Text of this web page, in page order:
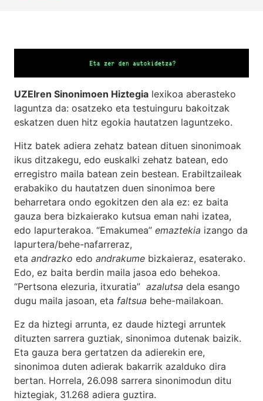
UZEIren Sinonimoen Hiztegia lexikoa aberasteko
laguntza da: osatzeko eta testuinguru bakoitzak
eskatzen duen hitz egokia hautatzen laguntzeko.
Hitz batek adiera zehatz batean dituen sinonimoak
ikus ditzakegu, edo euskalki zehatz batean, edo
erregistro maila batean zein bestean. Erabiltzaileak
erabakiko du hautatzen duen sinonimoa bere
beharretara ondo egokitzen den ala ez: ez baita
gauza bera bizkaierako kutsua eman nahi izatea,
edo lapurterakoa. “Emakumea” emaztekia izango da
lapurtera/behe-nafarreraz,
eta andrazko edo andrakume bizkaieraz, esaterako.
Edo, ez baita berdin maila jasoa edo behekoa.
“Pertsona elezuria, itxuratia” azalutsa dela esango
dugu maila jasoan, eta faltsua behe-mailakoan.
Ez da hiztegi arrunta, ez daude hiztegi arruntek
dituzten sarrera guztiak, sinonimoa dutenak baizik.
Eta gauza bera gertatzen da adierekin ere,
sinonimoa duten adierak bakarrik azalduko dira
bertan. Horrela, 26.098 sarrera sinonimodun ditu
hiztegiak, 31.268 adiera guztira.